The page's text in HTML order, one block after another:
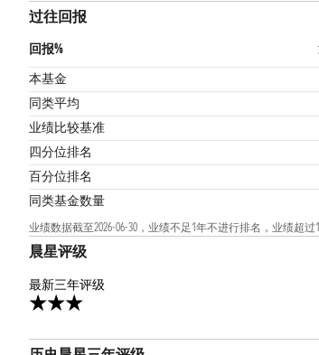
过往回报
回报%
本基金
同类平均
业绩比较基准
四分位排名
百分位排名
同类基金数量
业绩数据截至2026-06-30，业绩不足1年不进行排名，业绩超过
晨星评级
最新三年评级